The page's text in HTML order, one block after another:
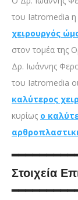
του Iatromedia η
χειρουργός
στον τομέα της
Δρ. Ιωάννης
του Iatromedia
καλύτερος
κυρίως ο
Στοιχεία